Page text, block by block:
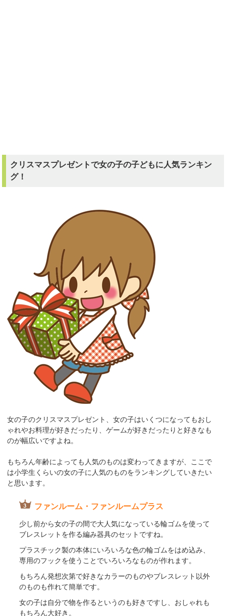
クリスマスプレゼントで女の子の子どもに人気ランキン
グ！
女の子のクリスマスプレゼント、女の子はいくつになってもおし
ゃれやお料理が好きだったり、ゲームが好きだったりと好きなも
のが幅広いですよね。
もちろん年齢によっても人気のものは変わってきますが、ここで
は小学生くらいの女の子に人気のものをランキングしていきたい
と思います。
ファンルーム・ファンルームプラス
少し前から女の子の間で大人気になっている輪ゴムを使って
ブレスレットを作る編み器具のセットですね。
プラスチック製の本体にいろいろな色の輪ゴムをはめ込み、
専用のフックを使うことでいろいろなものが作れます。
もちろん発想次第で好きなカラーのものやブレスレット以外
のものも作れて簡単です。
女の子は自分で物を作るというのも好きですし、おしゃれも
もちろん大好き。